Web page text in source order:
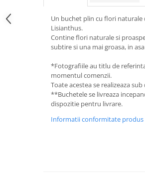
Un buchet plin cu flori
Lisianthus.
Contine flori naturale si
subtire si una mai groasa, in
*Fotografiile au titlu de
momentul comenzii.
Toate acestea se realizeaza
**Buchetele se livreaza
dispozitie pentru livrare.
Informatii conformitate produs